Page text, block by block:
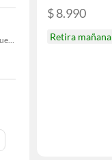
Sodimac Cerrillos, Sodimac Maipú, Sodimac San Miguel, Sodimac San Bernardo, Sodimac Talagante
$ 8.990
Retira mañana